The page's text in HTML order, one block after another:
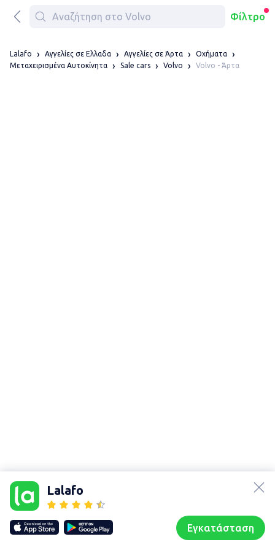
Φίλτρο
Lalafo
Εγκατάσταση
Lalafo Αγγελίες σε Ελλαδα Αγγελίες σε Άρτα
Οχήματα
Μεταχειρισμένα Αυτοκίνητα
Sale cars Volvo Volvo - Άρτα
Our websites
lalafo.kg
lalafo.rs
lalafo.pl
Sitemap
Χάρτης
Συζητήσεις Προφίλ